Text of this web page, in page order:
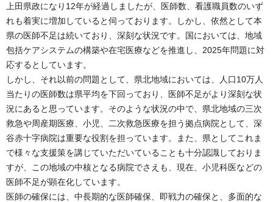
上田県政になり12年が経過しましたが、医師数、看護職員数のいず
れも着実に増加していると伺っております。しかし、依然として本
県の医師不足は続いており、深刻な状況です。国においては、地域
包括ケアシステムの構築や在宅医療などを推進し、2025年問題に対
応するとしています。
しかし、それ以前の問題として、県北地域においては、人口10万人
当たりの医師数は県平均を下回っており、医師不足がより深刻な状
況にあると思っています。そのような状況の中で、県北地域の三次
救急や周産期医療、小児、二次救急医療を担う拠点病院として、深
谷赤十字病院は重要な役割を担っています。また、県としてこれま
で様々な支援策を講じていただいていることも十分認識しておりま
すが、この地域の中核となる病院でさえも、現在、小児科医などの
医師不足が顕在化しています。
医師の確保には、中長期的な医師確保、即戦力の確保と、多面的な